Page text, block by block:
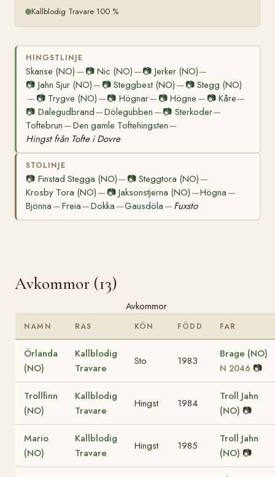
Kallblodig Travare 100 %
HINGSTLINJE
Skanse (NO) — 📷Nic (NO) —📷 Jerker (NO)—
📷 Jahn Sjur (NO)— 📷Steggbest (NO) — 📷 Stegg (NO)
— 📷 Trygve (NO) —📷 Högnar— 📷Högne — 📷 Kåre—
📷 Dalegudbrand—Dölegubben —📷 Sterkoder—
Toftebrun —Den gamle Toftehingsten—
Hingst från Tofte i Dovre
STOLINJE
📷 Finstad Stegga (NO)— 📷Steggtora (NO) —
Krosby Tora (NO) — 📷Jaksonstjerna (NO) —Högna —
Bjönna —Freia—Dokka —Gausdöla — Fuxsto
Avkommor (13)
Avkommor
NAMN RAS KÖN FÖDD FAR
Örlanda
(NO)
Kallblodig
Travare
Sto 1983
Brage (NO)
N 2046 📷
Trollfinn
(NO)
Kallblodig
Travare
Hingst 1984
Troll Jahn
(NO) 📷
Mario
(NO)
Kallblodig
Travare
Hingst 1985
Troll Jahn
(NO) 📷